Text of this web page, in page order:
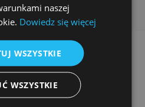
naszej
Dowiedz się więcej
WSZYSTKIE
WSZYSTKIE